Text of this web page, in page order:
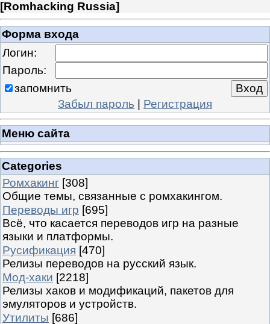
[Romhacking Russia]
Форма входа
Логин:
Пароль:
запомнить
Забыл пароль | Регистрация
Меню сайта
Categories
Ромхакинг [308]
Общие темы, связанные с ромхакингом.
Переводы игр [695]
Всё, что касается переводов игр на разные
языки и платформы.
Русификация [470]
Релизы переводов на русский язык.
Мод-хаки [2218]
Релизы хаков и модификаций, пакетов для
эмуляторов и устройств.
Утилиты [686]